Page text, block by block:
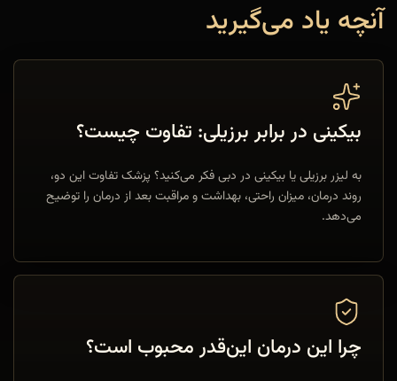
آنچه یاد می‌گیرید
بیکینی در برابر برزیلی: تفاوت چیست؟
به لیزر برزیلی یا بیکینی در دبی فکر می‌کنید؟ پزشک تفاوت این دو،
روند درمان، میزان راحتی، بهداشت و مراقبت بعد از درمان را توضیح
می‌دهد.
چرا این درمان این‌قدر محبوب است؟